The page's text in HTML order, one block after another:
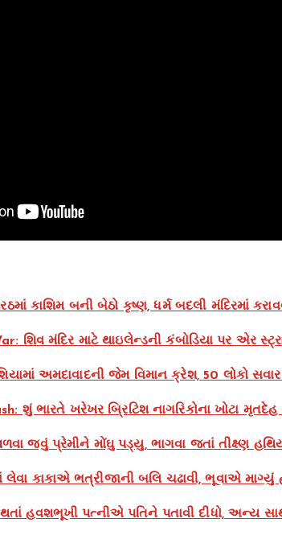
કાશિમ બની બેઠો કૃષ્ણ, ધર્મ બદલી મંદિરમાં
શિવ મંદિર માટે થાઇલેન્ડની કંબોડિયા પર એર
અમદાવાદની જેમ વિમાન ક્રેશ, 50 લોકો
શું ભારતે ખરેખર બ્રિટિશ નાગરિકોના ખોટા મૃતદેહ
જવું પ્રેમીને મોંઘુ પડ્યુ, ભાગવા જતાં તીક્ષ્ણ
લેવા કાકાએ ભત્રીજાની બલિ ચઢાવી, ભૂવાએ
થતાં હવશભૂખી પત્નીએ પતિને પતાવી દીધો, અન્ય